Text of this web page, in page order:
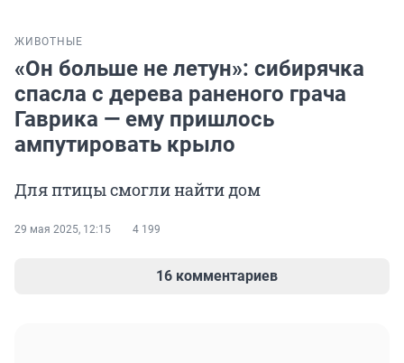
ЖИВОТНЫЕ
«Он больше не летун»: сибирячка
спасла с дерева раненого грача
Гаврика — ему пришлось
ампутировать крыло
Для птицы смогли найти дом
29 мая 2025, 12:15 4 199
16 комментариев